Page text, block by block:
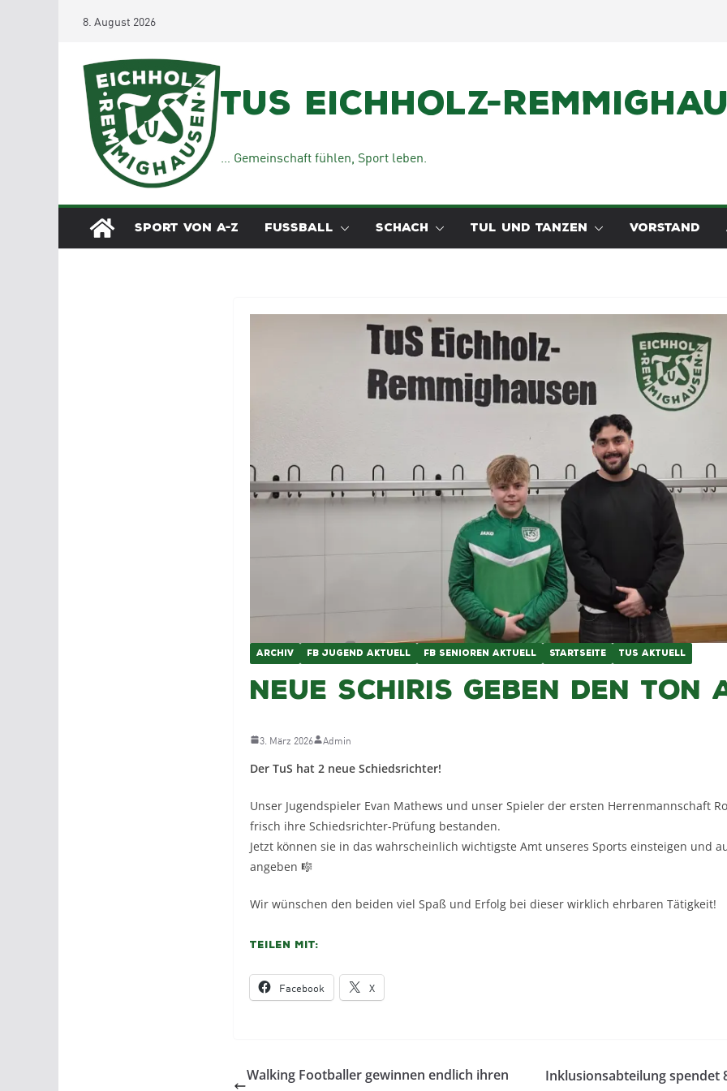
springen
8. August 2026
TuS Eichholz-
… Gemeinschaft fühlen, Sport leben.
SPORT VON A-Z FUSSBALL SCHACH TUL UND TANZEN VORSTAND
ARCHIV FB JUGEND AKTUELL FB SENIOREN AKTUELL STARTSEITE TUS AKTUELL
Neue Schiris geben den Ton
3. März 2026 Admin
Der TuS hat 2 neue Schiedsrichter!
Unser Jugendspieler Evan Mathews und unser Spieler der ersten Herrenmannschaft
frisch ihre Schiedsrichter-Prüfung bestanden.
Jetzt können sie in das wahrscheinlich wichtigste Amt unseres Sports einsteigen und
angeben 🎼
Wir wünschen den beiden viel Spaß und Erfolg bei dieser wirklich ehrbaren Tätigkeit!
Teilen mit:
Facebook X
Walking Footballer gewinnen endlich ihren
Inklusionsabteilung spendet